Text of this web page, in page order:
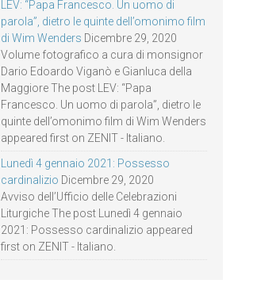
LEV: “Papa Francesco. Un uomo di
parola”, dietro le quinte dell’omonimo film
di Wim Wenders Dicembre 29, 2020
Volume fotografico a cura di monsignor
Dario Edoardo Viganò e Gianluca della
Maggiore The post LEV: “Papa
Francesco. Un uomo di parola”, dietro le
quinte dell’omonimo film di Wim Wenders
appeared first on ZENIT - Italiano.
Lunedì 4 gennaio 2021: Possesso
cardinalizio Dicembre 29, 2020
Avviso dell’Ufficio delle Celebrazioni
Liturgiche The post Lunedì 4 gennaio
2021: Possesso cardinalizio appeared
first on ZENIT - Italiano.